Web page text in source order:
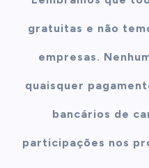
gratuitas e não
empresas.
quaisquer
bancários de
participações nos